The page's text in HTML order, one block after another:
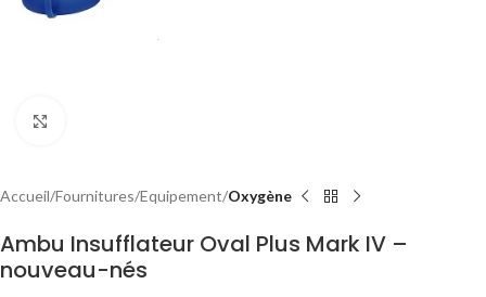
Accueil Fournitures Equipement Oxygène
Ambu Insufflateur Oval Plus Mark IV –
nouveau-nés